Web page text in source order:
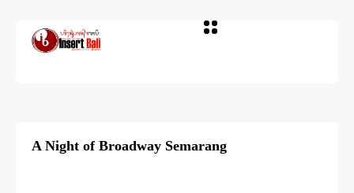
A Night of Broadway Semarang